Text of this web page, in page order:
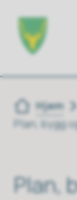
Forsiden
Du er her:
Hjem
Plan, bygg
Plan,